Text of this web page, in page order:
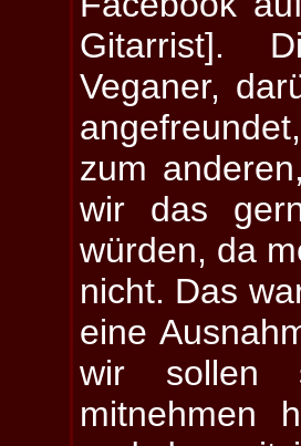
Gitarrist].
Veganer,
zum
wir das
würden, da
nicht. Das
eine
wir sollen
mitnehmen